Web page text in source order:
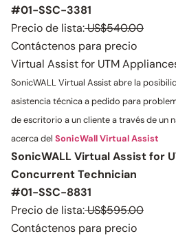
#01-SSC-3381
Precio de lista:US$540.00
Contáctenos para precio
Virtual Assist for UTM
SonicWALL Virtual Assist abre la
asistencia técnica a pedido para
de escritorio a un cliente a través de un
acerca del SonicWall Virtual Assist
SonicWALL Virtual Assist for
Concurrent Technician
#01-SSC-8831
Precio de lista:US$595.00
Contáctenos para precio